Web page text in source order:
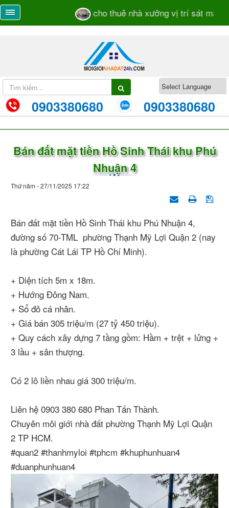
cho thuê nhà xưởng vị trí sát mặt tiền
0903380680 0903380680
Bán đất mặt tiền Hồ Sinh Thái khu Phú
Nhuận 4
Thứ năm - 27/11/2025 17:22
Bán đất mặt tiền Hồ Sinh Thái khu Phú Nhuận 4,
đường số 70-TML phường Thạnh Mỹ Lợi Quận 2 (nay
là phường Cát Lái TP Hồ Chí Minh).
+ Diện tích 5m x 18m.
+ Hướng Đông Nam.
+ Sổ đỏ cá nhân.
+ Giá bán 305 triệu/m (27 tỷ 450 triệu).
+ Quy cách xây dựng 7 tầng gồm: Hầm + trệt + lửng +
3 lầu + sân thượng.
Có 2 lô liền nhau giá 300 triệu/m.
Liên hệ 0903 380 680 Phan Tấn Thành.
Chuyên môi giới nhà đất phường Thạnh Mỹ Lợi Quận
2 TP HCM.
#quan2 #thanhmyloi #tphcm #khuphunhuan4
#duanphunhuan4